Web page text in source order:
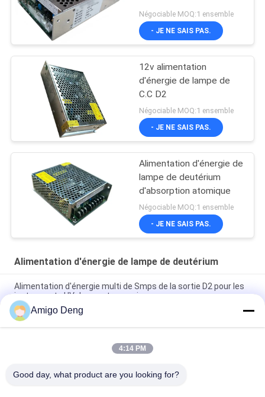
Négociable MOQ:1 ensemble
- JE NE SAIS PAS.
12v alimentation
d'énergie de lampe de
C.C D2
Négociable MOQ:1 ensemble
- JE NE SAIS PAS.
Alimentation d'énergie de
lampe de deutérium
d'absorption atomique
Négociable MOQ:1 ensemble
- JE NE SAIS PAS.
Alimentation d'énergie de lampe de deutérium
Alimentation d'énergie multi de Smps de la sortie D2 pour les
instruments UV de spectroscopie
Alimentation d'énergie de changement de la lampe 12vdc de
deutérium pour l'instrumentation de CLHP
Alimentation d'énergie mobile de lampe de deutérium de 3 à
Amigo Deng
4:14 PM
Good day, what product are you looking for?